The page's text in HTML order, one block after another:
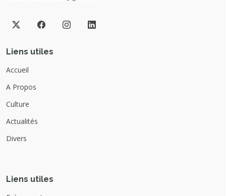
Liens utiles
Accueil
A Propos
Culture
Actualités
Divers
Liens utiles